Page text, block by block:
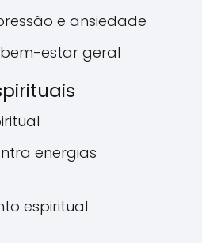
e ansiedade
estar geral
energias
espiritual